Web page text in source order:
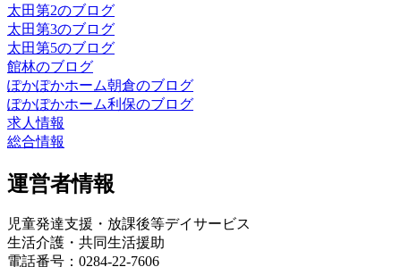
太田第2のブログ
太田第3のブログ
太田第5のブログ
館林のブログ
ぽかぽかホーム朝倉のブログ
ぽかぽかホーム利保のブログ
求人情報
総合情報
運営者情報
児童発達支援・放課後等デイサービス
生活介護・共同生活援助
電話番号：0284-22-7606